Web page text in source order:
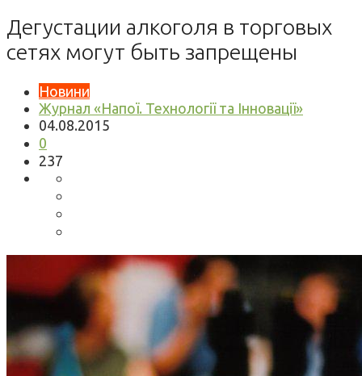
Дегустации алкоголя в торговых
сетях могут быть запрещены
Новини
Журнал «Напої. Технології та Інновації»
04.08.2015
0
237